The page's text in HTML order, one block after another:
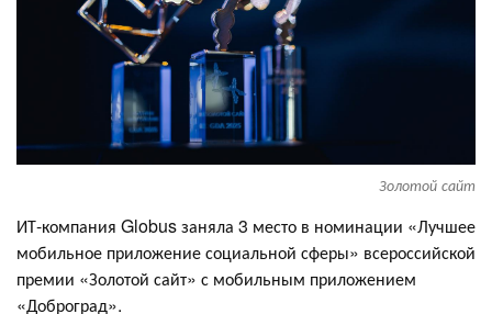
Золотой сайт
ИТ-компания Globus заняла 3 место в номинации «Лучшее
мобильное приложение социальной сферы» всероссийской
премии «Золотой сайт» с мобильным приложением
«Доброград».